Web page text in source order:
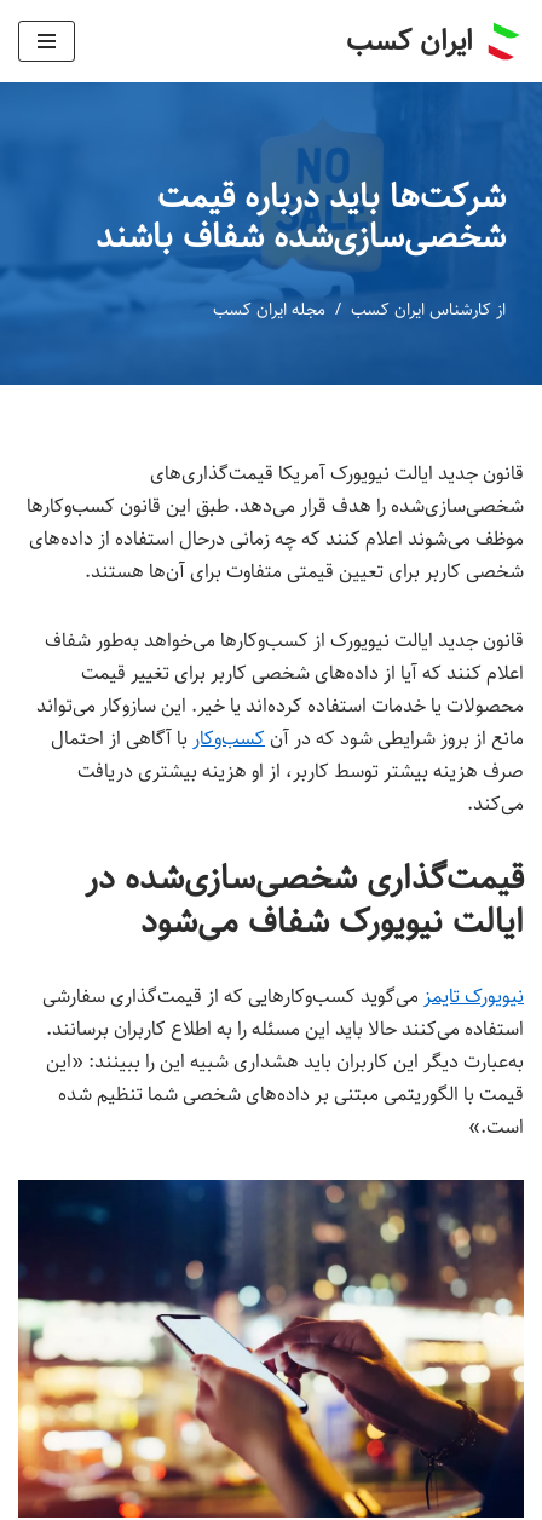
پرش
ایران کسب
شرکت‌ها باید درباره قیمت
شخصی‌سازی‌شده شفاف باشند
از کارشناس ایران کسب مجله ایران کسب
قانون جدید ایالت نیویورک آمریکا قیمت‌گذاری‌های
شخصی‌سازی‌شده را هدف قرار می‌دهد. طبق این قانون کسب‌وکارها
موظف می‌شوند اعلام کنند که چه زمانی درحال استفاده از داده‌های
شخصی کاربر برای تعیین قیمتی متفاوت برای آن‌ها هستند.
قانون جدید ایالت نیویورک از کسب‌وکارها می‌خواهد به‌طور شفاف
اعلام کنند که آیا از داده‌های شخصی کاربر برای تغییر قیمت
محصولات یا خدمات استفاده کرده‌اند یا خیر. این سازوکار می‌تواند
مانع از بروز شرایطی شود که در آنکسب‌وکار با آگاهی از احتمال
صرف هزینه بیشتر توسط کاربر، از او هزینه بیشتری دریافت
می‌کند.
قیمت‌گذاری شخصی‌سازی‌شده در
ایالت نیویورک شفاف می‌شود
نیویورک تایمز می‌گوید کسب‌وکارهایی که از قیمت‌گذاری سفارشی
استفاده می‌کنند حالا باید این مسئله را به اطلاع کاربران برسانند.
به‌عبارت دیگر این کاربران باید هشداری شبیه این را ببینند: «این
قیمت با الگوریتمی مبتنی بر داده‌های شخصی شما تنظیم شده
است.»